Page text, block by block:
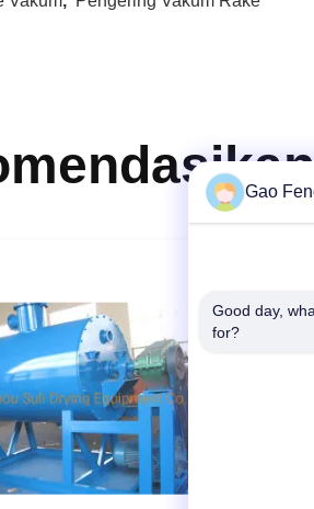
Gao
Good day,
for?